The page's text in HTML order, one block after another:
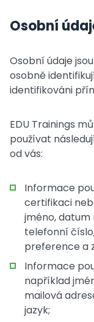
Osobní
Osobní údaje
osobně
identifikováni
EDU Trainings
používat
od vás:
Informace
certifikaci
jméno, datum
telefonní
preference a
Informace
například
mailová
jazyk;